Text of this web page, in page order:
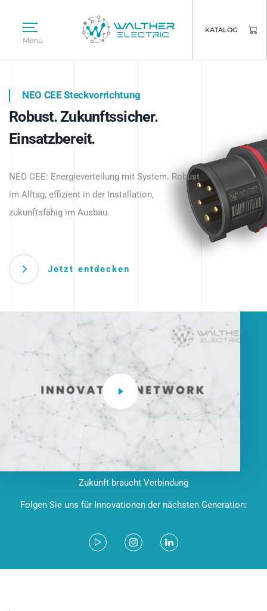
Menü
KATALOG
Intelligente Stromverteilung
beginnt hier.
NEO CEE Steckvorrichtung
Robust. Zukunftssicher.
Einsatzbereit.
NEO CEE: Energieverteilung mit System. Robust
im Alltag, effizient in der Installation,
zukunftsfähig im Ausbau.
Jetzt entdecken
Intelligenz trifft Energie.
Anwendungen – robust, IP-geschützt und
zukunftsfähig.
Zukunft braucht Verbindung
Folgen Sie uns für Innovationen der nächsten Generation: